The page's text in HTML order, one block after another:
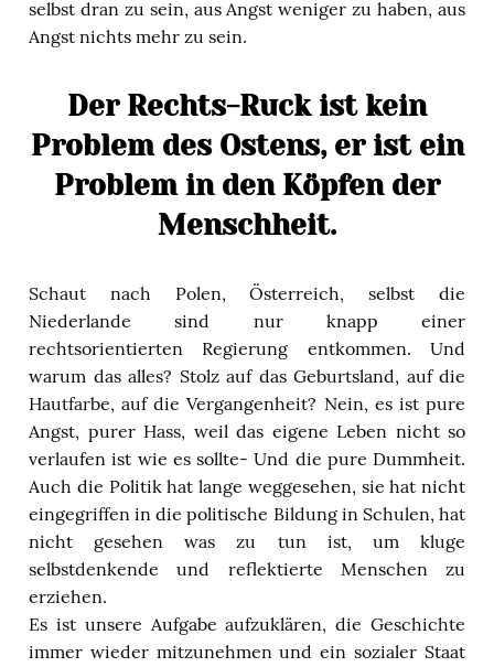
selbst dran zu sein, aus Angst weniger zu haben, aus
Angst nichts mehr zu sein.
Der Rechts-Ruck ist kein
Problem des Ostens, er ist ein
Problem in den Köpfen der
Menschheit.
Schaut nach Polen, Österreich, selbst die
Niederlande sind nur knapp einer
rechtsorientierten Regierung entkommen. Und
warum das alles? Stolz auf das Geburtsland, auf die
Hautfarbe, auf die Vergangenheit? Nein, es ist pure
Angst, purer Hass, weil das eigene Leben nicht so
verlaufen ist wie es sollte- Und die pure Dummheit.
Auch die Politik hat lange weggesehen, sie hat nicht
eingegriffen in die politische Bildung in Schulen, hat
nicht gesehen was zu tun ist, um kluge
selbstdenkende und reflektierte Menschen zu
erziehen.
Es ist unsere Aufgabe aufzuklären, die Geschichte
immer wieder mitzunehmen und ein sozialer Staat